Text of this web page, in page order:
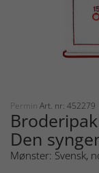
Permin Art. nr: 452279
Den
Mønster: Svensk,